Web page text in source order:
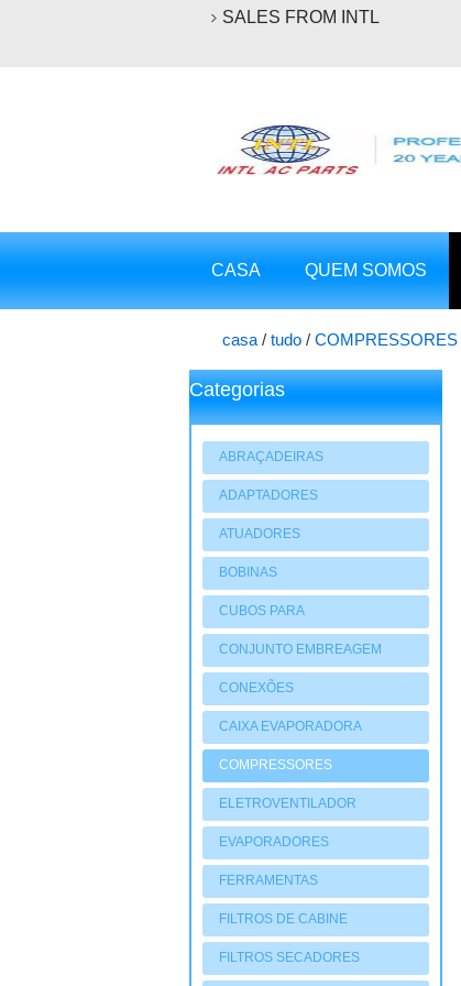
SALES FROM INTL
CASA QUEM SOMOS
casa / tudo / COMPRESSORES
Categorias
ABRAÇADEIRAS
ADAPTADORES
ATUADORES
PNEUMATIOCOS
BOBINAS
CUBOS PARA
COMPRESSORES
CONJUNTO EMBREAGEM
CONEXÕES
CAIXA EVAPORADORA
COMPRESSORES
ELETROVENTILADOR
EVAPORADORES
FERRAMENTAS
FILTROS DE CABINE
FILTROS SECADORES